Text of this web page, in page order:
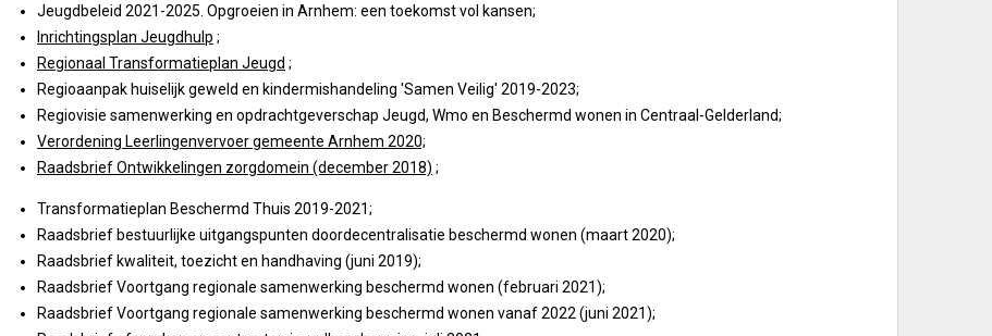
Jeugdbeleid 2021-2025. Opgroeien in Arnhem: een toekomst vol kansen;
Inrichtingsplan Jeugdhulp ;
Regionaal Transformatieplan Jeugd ;
Regioaanpak huiselijk geweld en kindermishandeling 'Samen Veilig' 2019-2023;
Regiovisie samenwerking en opdrachtgeverschap Jeugd, Wmo en Beschermd wonen in Centraal-Gelderland;
Verordening Leerlingenvervoer gemeente Arnhem 2020;
Raadsbrief Ontwikkelingen zorgdomein (december 2018) ;
Transformatieplan Beschermd Thuis 2019-2021;
Raadsbrief bestuurlijke uitgangspunten doordecentralisatie beschermd wonen (maart 2020);
Raadsbrief kwaliteit, toezicht en handhaving (juni 2019);
Raadsbrief Voortgang regionale samenwerking beschermd wonen (februari 2021);
Raadsbrief Voortgang regionale samenwerking beschermd wonen vanaf 2022 (juni 2021);